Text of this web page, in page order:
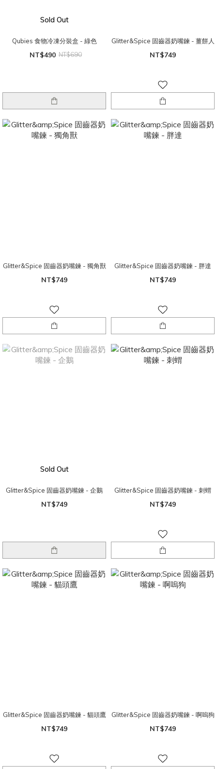
Sold Out
Qubies 食物冷凍分裝盒 - 綠色
NT$490 NT$690
Glitter&Spice 固齒器奶嘴鍊 - 薑餅人
NT$749
Glitter&Spice 固齒器奶嘴鍊 - 獨角獸
NT$749
Glitter&Spice 固齒器奶嘴鍊 - 胖達
NT$749
Sold Out
Glitter&Spice 固齒器奶嘴鍊 - 企鵝
NT$749
Glitter&Spice 固齒器奶嘴鍊 - 刺蝟
NT$749
Glitter&Spice 固齒器奶嘴鍊 - 貓頭鷹
NT$749
Glitter&Spice 固齒器奶嘴鍊 - 啊嗚狗
NT$749